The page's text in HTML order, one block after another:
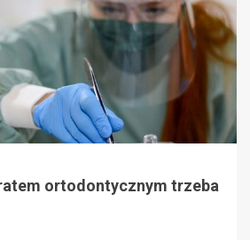
ortodontycznym trzeba